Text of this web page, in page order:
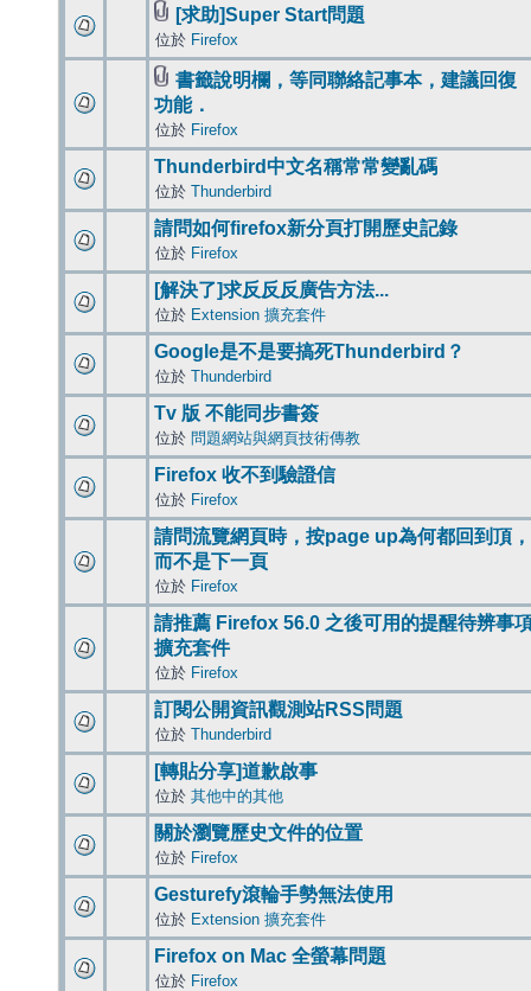
[求助]Super Start問題
位於 Firefox
書籤說明欄，等同聯絡記事本，建議回復
功能．
位於 Firefox
Thunderbird中文名稱常常變亂碼
位於 Thunderbird
請問如何firefox新分頁打開歷史記錄
位於 Firefox
[解決了]求反反反廣告方法...
位於 Extension 擴充套件
Google是不是要搞死Thunderbird？
位於 Thunderbird
Tv 版 不能同步書簽
位於 問題網站與網頁技術傳教
Firefox 收不到驗證信
位於 Firefox
請問流覽網頁時，按page up為何都回到頂，
而不是下一頁
位於 Firefox
請推薦 Firefox 56.0 之後可用的提醒待辨事
擴充套件
位於 Firefox
訂閱公開資訊觀測站RSS問題
位於 Thunderbird
[轉貼分享]道歉啟事
位於 其他中的其他
關於瀏覽歷史文件的位置
位於 Firefox
Gesturefy滾輪手勢無法使用
位於 Extension 擴充套件
Firefox on Mac 全螢幕問題
位於 Firefox